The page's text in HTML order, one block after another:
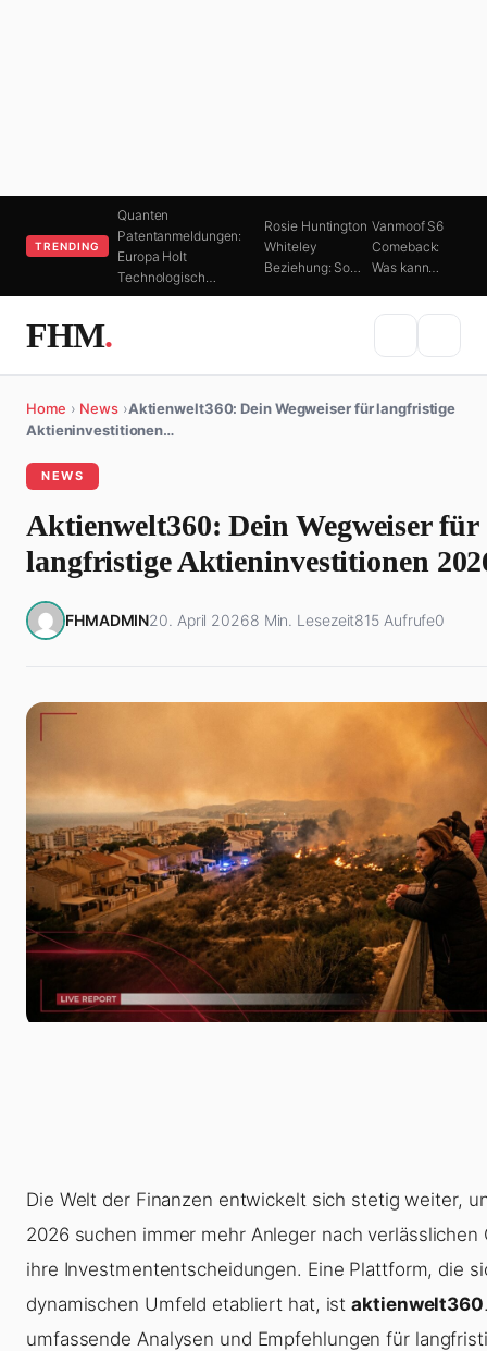
TRENDING
Quanten
Patentanmeldungen:
Europa Holt
Technologisch…
Rosie Huntington
Whiteley
Beziehung: So…
Vanmoof S6
Comeback:
Was kann…
FHM.
Home › News ›Aktienwelt360: Dein Wegweiser für langfristige
Aktieninvestitionen…
NEWS
Aktienwelt360: Dein Wegweiser für
langfristige Aktieninvestitionen
FHMADMIN20. April 20268 Min. Lesezeit815 Aufrufe0
Die Welt der Finanzen entwickelt sich stetig weiter,
2026 suchen immer mehr Anleger nach verlässlichen
ihre Investmententscheidungen. Eine Plattform, die
dynamischen Umfeld etabliert hat, istaktienwelt360
umfassende Analysen und Empfehlungen für